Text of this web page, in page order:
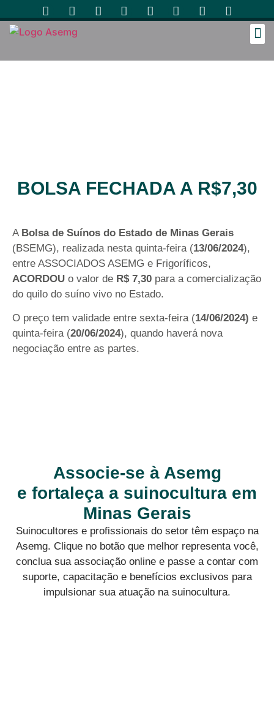
BOLSA FECHADA A R$7,30
A Bolsa de Suínos do Estado de Minas Gerais
(BSEMG), realizada nesta quinta-feira (13/06/2024),
entre ASSOCIADOS ASEMG e Frigoríficos,
ACORDOU o valor de R$ 7,30 para a comercialização
do quilo do suíno vivo no Estado.
O preço tem validade entre sexta-feira (14/06/2024) e
quinta-feira (20/06/2024), quando haverá nova
negociação entre as partes.
Associe-se à Asemg
e fortaleça a suinocultura em
Minas Gerais
Suinocultores e profissionais do setor têm espaço na
Asemg. Clique no botão que melhor representa você,
conclua sua associação online e passe a contar com
suporte, capacitação e benefícios exclusivos para
impulsionar sua atuação na suinocultura.